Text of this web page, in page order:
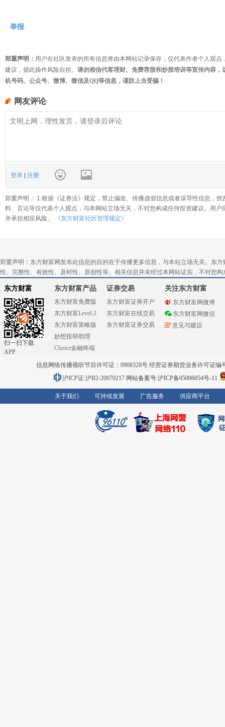
举报
郑重声明： 用户在社区发表的所有信息将由本网站记录保存，仅代表作者个人观
建议，据此操作风险自担。 请勿相信代客理财、免费荐股和炒股培训等宣传内容
机号码、公众号、微博、微信及QQ等信息，谨防上当受骗！
网友评论
登录 注册
郑重声明： 1.根据《证券法》规定，禁止编造、传播虚假信息或者误导性信息，
料、言论等仅代表个人观点，与本网站立场无关，不对您构成任何投资建议。用
并承担相应风险。
《东方财富社区管理规定》
郑重声明：东方财富网发布此信息的目的在于传播更多信息，与本站立场无关。东
性、完整性、有效性、及时性、原创性等。相关信息并未经过本网站证实，不对您
东方财富
扫一扫下载
APP
东方财富产品
东方财富免费版
东方财富Level-2
东方财富策略版
妙想投研助理
Choice金融终端
证券交易
东方财富证券开户
东方财富在线交易
东方财富证券交易
关注东方财富
东方财富网微博
东方财富网微信
意见与建议
信息网络传播视听节目许可证：0908328号 经营证券期货业务许可证编
沪ICP证:沪B2-20070217 网站备案号:沪ICP备05006054号-11
关于我们 可持续发展 广告服务 供应商平台